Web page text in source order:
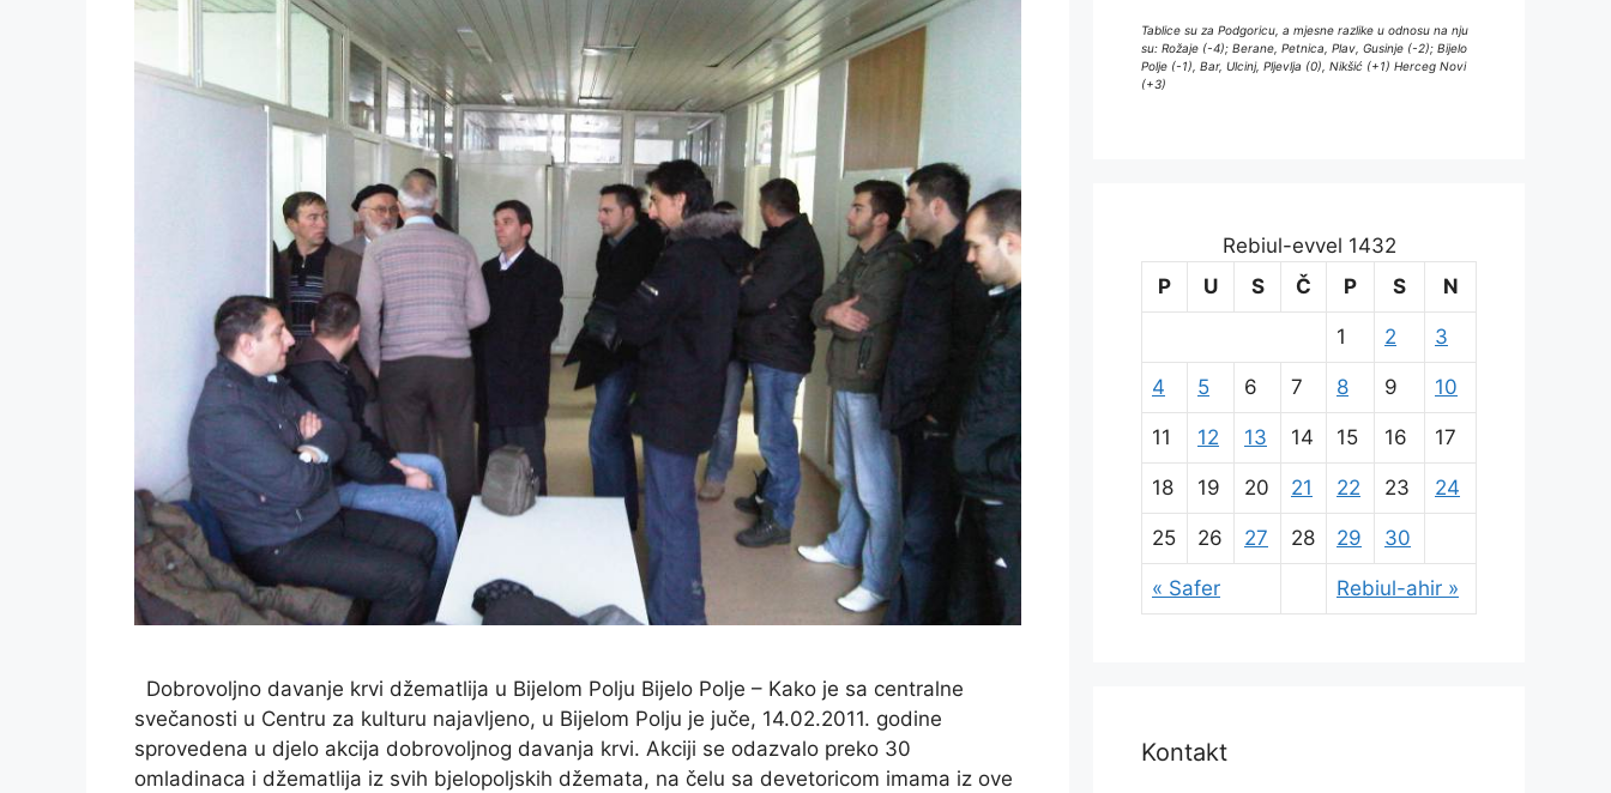
Dobrovoljno davanje krvi džematlija u Bijelom Polju Bijelo Polje – Kako je sa centralne
svečanosti u Centru za kulturu najavljeno, u Bijelom Polju je juče, 14.02.2011. godine
sprovedena u djelo akcija dobrovoljnog davanja krvi. Akciji se odazvalo preko 30
omladinaca i džematlija iz svih bjelopoljskih džemata, na čelu sa devetoricom imama iz ove
Tablice su za Podgoricu, a mjesne razlike u odnosu na nju
su: Rožaje (-4); Berane, Petnica, Plav, Gusinje (-2); Bijelo
Polje (-1), Bar, Ulcinj, Pljevlja (0), Nikšić (+1) Herceg Novi
(+3)
Rebiul-evvel 1432
P
U S Č P S N
« Safer Rebiul-ahir »
1 2 3
4 5 6 7 8 9 10
11 12 13 14 15 16 17
18 19 20 21 22 23 24
25 26 27 28 29 30
Kontakt